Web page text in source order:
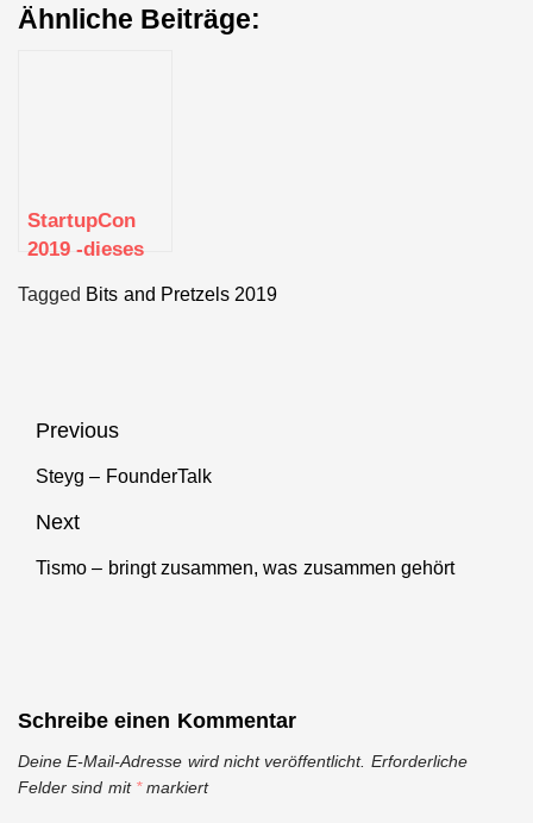
Ähnliche Beiträge:
StartupCon
2019 -dieses
DIGITAL X
Tagged Bits and Pretzels 2019
Beitragsnavigation
Previous
Previous
Steyg – FounderTalk
Next
Next
Tismo – bringt zusammen, was zusammen gehört
Schreibe einen Kommentar
Deine E-Mail-Adresse wird nicht veröffentlicht. Erforderliche
Felder sind mit *markiert